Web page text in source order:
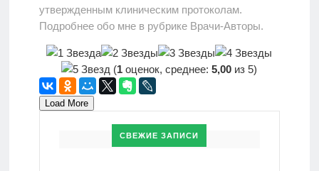
утвержденным клиническим протоколам.
Подробнее обо мне в рубрике Врачи-Авторы.
(1 оценок, среднее:5,00 из 5)
Load More
СВЕЖИЕ ЗАПИСИ